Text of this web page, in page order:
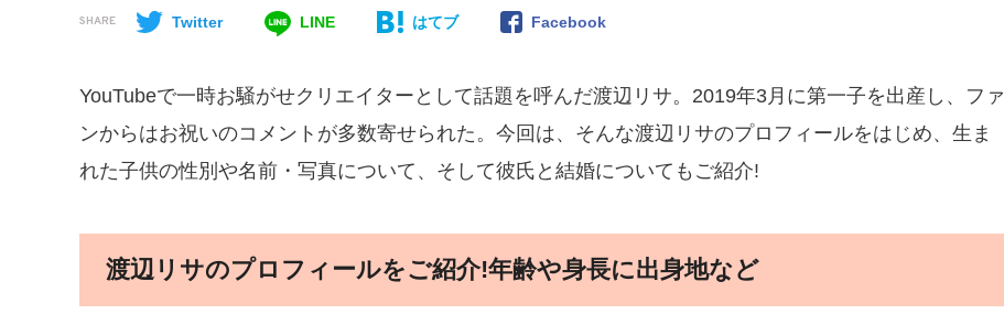
SHARE Twitter LINE はてブ Facebook
YouTubeで一時お騒がせクリエイターとして話題を呼んだ渡辺リサ。2019年3月に第一子を出産し、ファ
ンからはお祝いのコメントが多数寄せられた。今回は、そんな渡辺リサのプロフィールをはじめ、生ま
れた子供の性別や名前・写真について、そして彼氏と結婚についてもご紹介!
渡辺リサのプロフィールをご紹介!年齢や身長に出身地など